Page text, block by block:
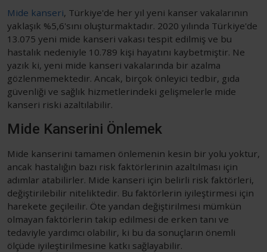
Mide kanseri, Türkiye'de her yıl yeni kanser vakalarının
yaklaşık %5,6'sını oluşturmaktadır. 2020 yılında Türkiye'de
13.075 yeni mide kanseri vakası tespit edilmiş ve bu
hastalık nedeniyle 10.789 kişi hayatını kaybetmiştir. Ne
yazık ki, yeni mide kanseri vakalarında bir azalma
gözlenmemektedir. Ancak, birçok önleyici tedbir, gıda
güvenliği ve sağlık hizmetlerindeki gelişmelerle mide
kanseri riski azaltılabilir.
Mide Kanserini Önlemek
Mide kanserini tamamen önlemenin kesin bir yolu yoktur,
ancak hastalığın bazı risk faktörlerinin azaltılması için
adımlar atabilirler. Mide kanseri için belirli risk faktörleri,
değiştirilebilir niteliktedir. Bu faktörlerin iyileştirmesi için
harekete geçileilir. Öte yandan değiştirilmesi mümkün
olmayan faktörlerin takip edilmesi de erken tanı ve
tedaviyle yardımcı olabilir, ki bu da sonuçların önemli
ölçüde iyileştirilmesine katkı sağlayabilir.